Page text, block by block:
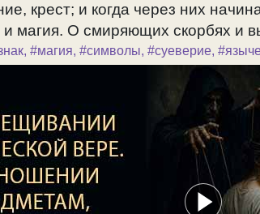
крест; и когда через них
и магия. О смиряющих скорбях и
, #магия, #символы, #суеверие,